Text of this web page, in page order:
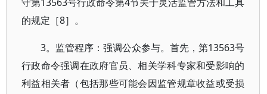
的规定［8］。
3。监管程序：强调公众参与。首先，第13563号
行政命令强调在政府官员、相关学科专家和受影响的
利益相关者（包括那些可能会因监管规章收益或受损